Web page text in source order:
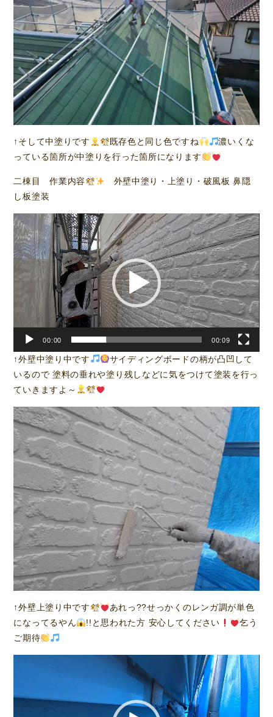
↑そして中塗りです 既存色と同じ色ですね
濃いくな
っている箇所が中塗りを行った箇所になります
二棟目 作業内容
外壁中塗り・上塗り・破風板 鼻隠
し板塗装
動
画
プ
レ
ー
ー
00:00 00:09
↑外壁中塗り中です
サイディングボードの柄が凸凹して
いるので 塗料の垂れや塗り残しなどに気をつけて塗装を行っ
ていきますよ～
↑外壁上塗り中です
あれっ??せっかくのレンガ調が単色
になってるやん
!!と思われた方 安心してください
乞う
ご期待